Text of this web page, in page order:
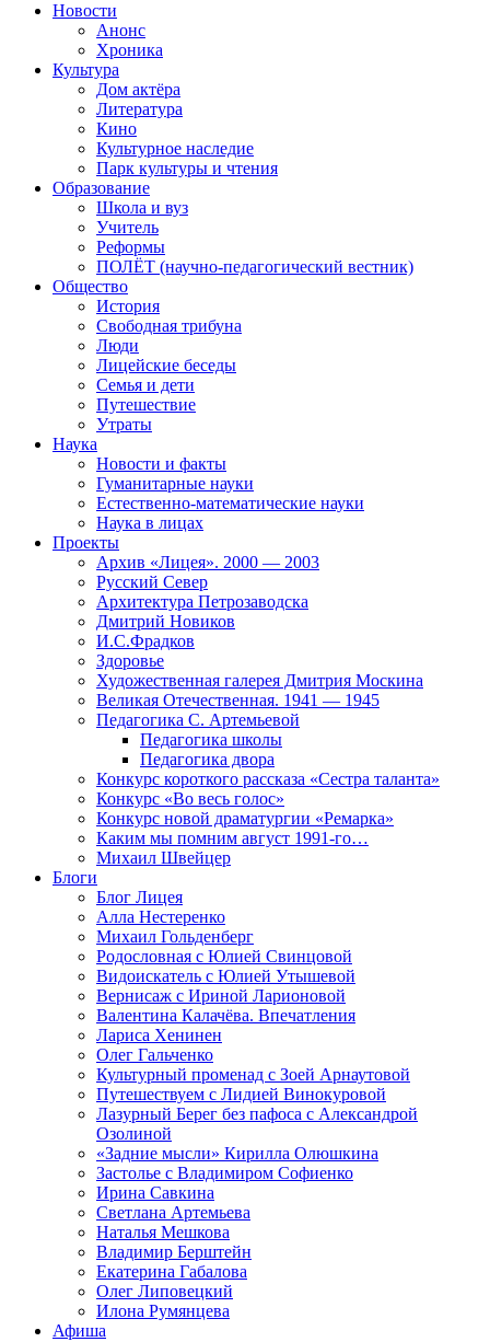
Новости
Анонс
Хроника
Культура
Дом актёра
Литература
Кино
Культурное наследие
Парк культуры и чтения
Образование
Школа и вуз
Учитель
Реформы
ПОЛЁТ (научно-педагогический вестник)
Общество
История
Свободная трибуна
Люди
Лицейские беседы
Семья и дети
Путешествие
Утраты
Наука
Новости и факты
Гуманитарные науки
Естественно-математические науки
Наука в лицах
Проекты
Архив «Лицея». 2000 — 2003
Русский Север
Архитектура Петрозаводска
Дмитрий Новиков
И.С.Фрадков
Здоровье
Художественная галерея Дмитрия Москина
Великая Отечественная. 1941 — 1945
Педагогика С. Артемьевой
Педагогика школы
Педагогика двора
Конкурс короткого рассказа «Сестра таланта»
Конкурс «Во весь голос»
Конкурс новой драматургии «Ремарка»
Каким мы помним август 1991-го…
Михаил Швейцер
Блоги
Блог Лицея
Алла Нестеренко
Михаил Гольденберг
Родословная с Юлией Свинцовой
Видоискатель с Юлией Утышевой
Вернисаж с Ириной Ларионовой
Валентина Калачёва. Впечатления
Лариса Хенинен
Олег Гальченко
Культурный променад с Зоей Арнаутовой
Путешествуем с Лидией Винокуровой
Лазурный Берег без пафоса с Александрой
Озолиной
«Задние мысли» Кирилла Олюшкина
Застолье с Владимиром Софиенко
Ирина Савкина
Светлана Артемьева
Наталья Мешкова
Владимир Берштейн
Екатерина Габалова
Олег Липовецкий
Илона Румянцева
Афиша